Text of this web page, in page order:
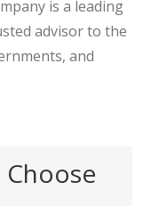
is a leading
advisor to the
and
Choose